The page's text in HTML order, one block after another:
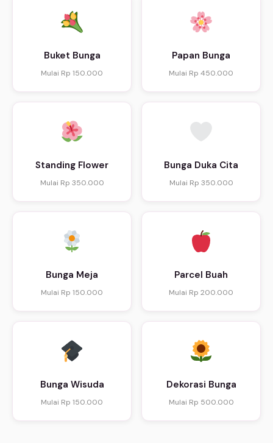
Buket Bunga
Mulai Rp 150.000
Papan Bunga
Mulai Rp 450.000
Standing Flower
Mulai Rp 350.000
Bunga Duka Cita
Mulai Rp 350.000
Bunga Meja
Mulai Rp 150.000
Parcel Buah
Mulai Rp 200.000
Bunga Wisuda
Mulai Rp 150.000
Dekorasi Bunga
Mulai Rp 500.000